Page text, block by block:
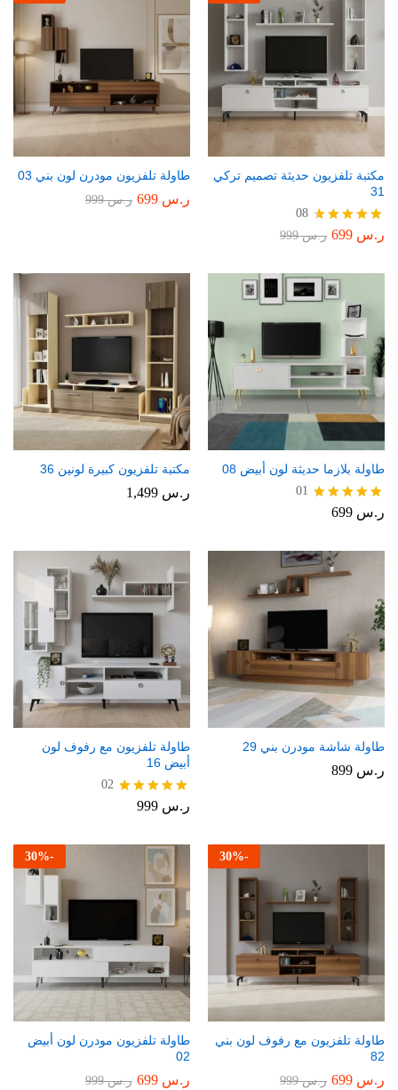
مكتبة تلفزيون حديثة تصميم تركي
31
تم التقييم
08
ر.س ر.س999
طاولة تلفزيون مودرن لون بني 03
ر.س ر.س999
طاولة بلازما حديثة لون أبيض 08
تم التقييم
01
ر.س
مكتبة تلفزيون كبيرة لونين 36
ر.س
طاولة شاشة مودرن بني 29
ر.س
طاولة تلفزيون مع رفوف لون
أبيض 16
تم التقييم
02
ر.س
-
30%
طاولة تلفزيون مع رفوف لون بني
82
ر.س ر.س999
-
30%
طاولة تلفزيون مودرن لون أبيض
02
ر.س ر.س999